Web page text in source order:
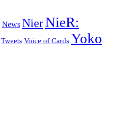
News NierNieR:
Tweets Voice of Cards Yoko